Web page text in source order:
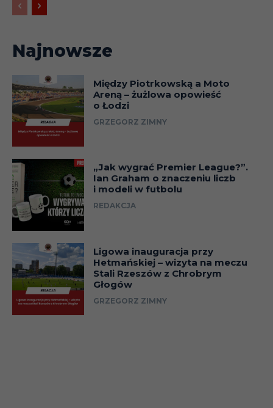
Najnowsze
Między Piotrkowską a Moto
Areną – żużlowa opowieść
o Łodzi
GRZEGORZ ZIMNY
„Jak wygrać Premier League?”.
Ian Graham o znaczeniu liczb
i modeli w futbolu
REDAKCJA
Ligowa inauguracja przy
Hetmańskiej – wizyta na meczu
Stali Rzeszów z Chrobrym
Głogów
GRZEGORZ ZIMNY